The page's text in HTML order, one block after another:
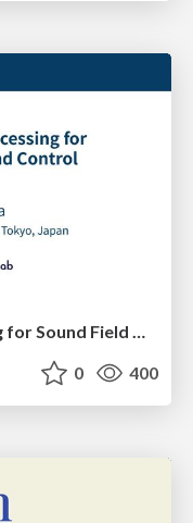
Neural Spatial Audio Processing for Sound Field Analysis and Control
0 400